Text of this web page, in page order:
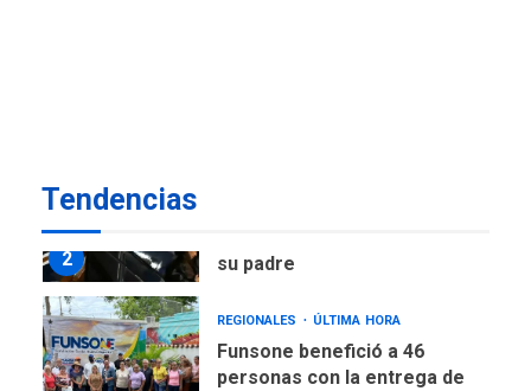
Tendencias
2
su padre
REGIONALES ÚLTIMA HORA
Funsone benefició a 46
personas con la entrega de